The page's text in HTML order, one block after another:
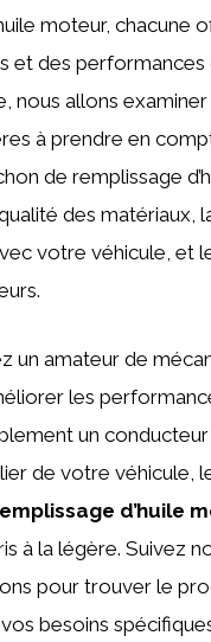
moteur, chacune
et des performances
nous allons
à prendre en
de remplissage
des matériaux,
votre véhicule, et
un amateur de
les
un
de votre véhicule,
d’huile
à la légère. Suivez
pour trouver le
besoins